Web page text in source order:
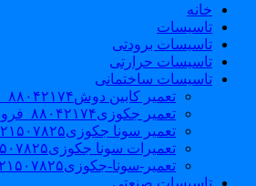
خانه
تاسیسات
تاسیسات برودتی
تاسیسات حرارتی
تاسیسات ساختمانی
تعمیر کابین دوش۸۸۰۴۲۱۷۴_فروش کابین دوش
تعمیر جکوزی۸۸۰۴۲۱۷۴_فروش وان_جکوزی
تعمیر سونا جکوزی۰۹۱۲۱۵۰۷۸۲۵#| Sauna | Jacuzzi
تعمیرات سونا جکوزی۰۹۱۲۱۵۰۷۸۲۵_تعمیر سونا بخار
تعمیر-سونا-جکوزی۰۹۱۲۱۵۰۷۸۲۵-sauna-jacuzzi
تاسیسات صنعتی